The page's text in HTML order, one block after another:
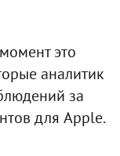
это
аналитик
за
для Apple.